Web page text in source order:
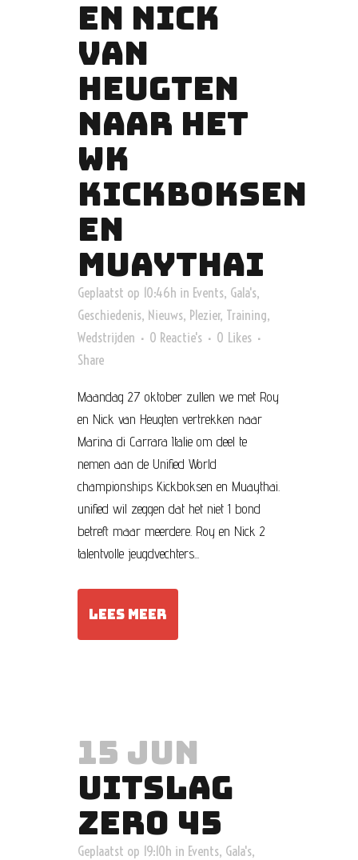
EN NICK
VAN
HEUGTEN
NAAR HET
WK
KICKBOKSEN
EN
MUAYTHAI
Geplaatst op 10:46h in Events, Gala's,
Geschiedenis, Nieuws, Plezier, Training,
Wedstrijden
0 Reactie's 0 Likes
Share
Maandag 27 oktober zullen we met Roy
en Nick van Heugten vertrekken naar
Marina di Carrara Italie om deel te
nemen aan de Unified World
championships Kickboksen en Muaythai.
unified wil zeggen dat het niet 1 bond
betreft maar meerdere. Roy en Nick 2
talentvolle jeugdvechters...
LEES MEER
15 JUN
UITSLAG
ZERO 45
Geplaatst op 19:10h in Events, Gala's,